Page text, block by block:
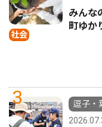
社会
みん
町ゆか
3
逗子・